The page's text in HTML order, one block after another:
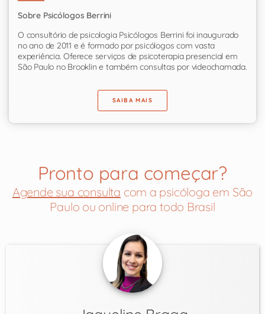
Sobre Psicólogos Berrini
O consultório de psicologia Psicólogos Berrini foi inaugurado
no ano de 2011 e é formado por psicólogos com vasta
experiência. Oferece serviços de psicoterapia presencial em
São Paulo no Brooklin e também consultas por videochamada.
SAIBA MAIS
Pronto para começar?
Agende sua consulta com a psicóloga em São
Paulo ou online para todo Brasil